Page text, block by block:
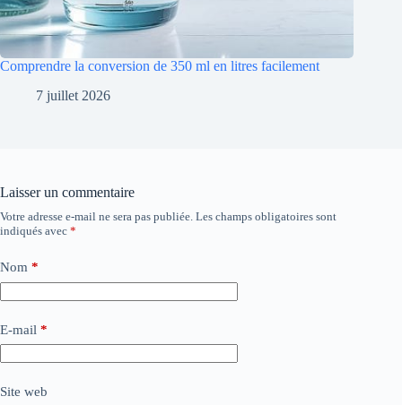
Comprendre la conversion de 350 ml en litres facilement
7 juillet 2026
Laisser un commentaire
Votre adresse e-mail ne sera pas publiée. Les champs obligatoires sont
indiqués avec *
Nom *
E-mail *
Site web